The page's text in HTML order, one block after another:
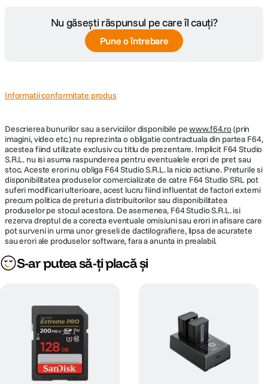
Nu găsești răspunsul pe care îl cauți?
Pune o întrebare
Informatii conformitate produs
Descrierea bunurilor sau a serviciilor disponibile pewww.f64.ro(prin
imagini, video etc.) nu reprezinta o obligatie contractuala din partea F64,
acestea fiind utilizate exclusiv cu titlu de prezentare. Implicit F64 Studio
S.R.L. nu isi asuma raspunderea pentru eventualele erori de pret sau
stoc. Aceste erori nu obliga F64 Studio S.R.L. la nicio actiune. Preturile si
disponibilitatea produselor comercializate de catre F64 Studio SRL pot
suferi modificari ulterioare, acest lucru fiind influentat de factori externi
precum politica de preturi a distribuitorilor sau disponibilitatea
produselor pe stocul acestora. De asemenea, F64 Studio S.R.L. isi
rezerva dreptul de a corecta eventuale omisiuni sau erori in afisare care
pot surveni in urma unor greseli de dactilografiere, lipsa de acuratete
sau erori ale produselor software, fara a anunta in prealabil.
S-ar putea să-ți placă și